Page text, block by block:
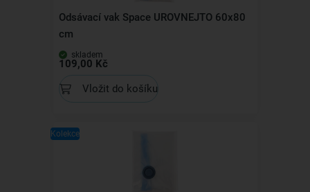
Odsávací vak Space UROVNEJTO 60x80
cm
skladem
109,00 Kč
Vložit do košíku
Kolekce